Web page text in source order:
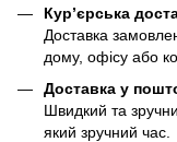
Кур’єрська
Доставка
дому, офісу або
Доставка у
Швидкий та
який зручний час.